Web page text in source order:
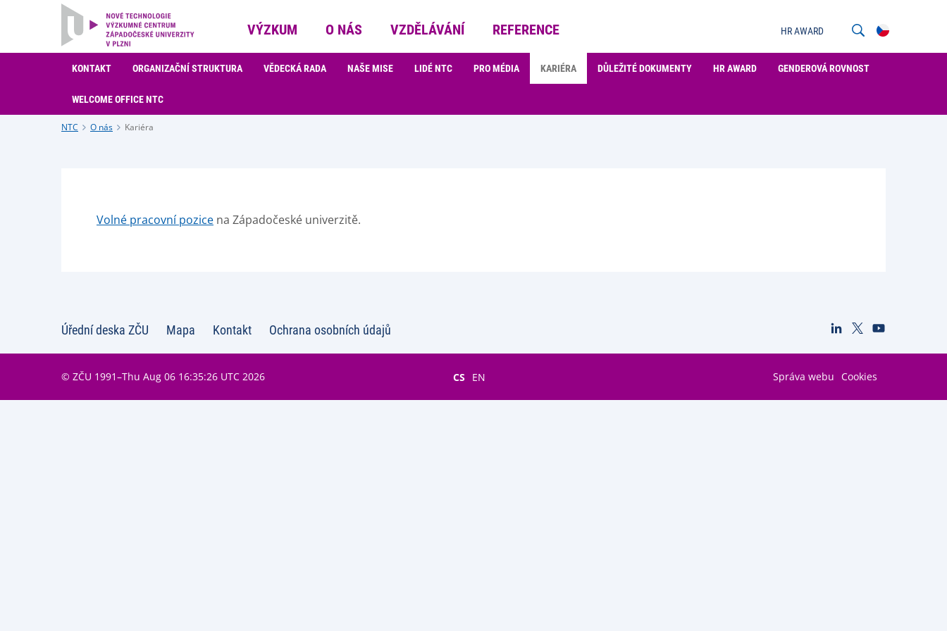
VÝZKUM O NÁS VZDĚLÁVÁNÍ REFERENCE HR AWARD
KONTAKT ORGANIZAČNÍ STRUKTURA VĚDECKÁ RADA NAŠE MISE LIDÉ NTC PRO MÉDIA KARIÉRA DŮLEŽITÉ DOKUMENTY HR AWARD GENDEROVÁ ROVNOST
WELCOME OFFICE NTC
NTC O nás Kariéra
Volné pracovní pozice na Západočeské univerzitě.
Úřední deska ZČU Mapa Kontakt Ochrana osobních údajů
© ZČU 1991–Thu Aug 06 16:35:26 UTC 2026 CS EN Správa webu Cookies